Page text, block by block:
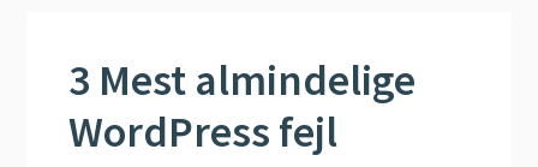
3 Mest almindelige
WordPress fejl